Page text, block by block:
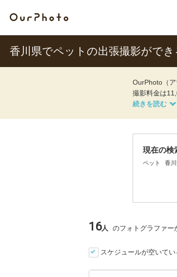
香川県でペットの出張撮影がで
OurPhoto（
撮影料金は
現在の検
ペット 香
16人 のフォトグラファー
スケジュールが空いて